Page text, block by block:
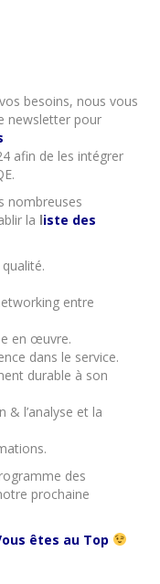
besoins, nous vous
newsletter pour
afin de les intégrer
nombreuses
la liste des
entre
en œuvre.
dans le service.
durable à son
& l’analyse et la
des
prochaine
êtes au Top